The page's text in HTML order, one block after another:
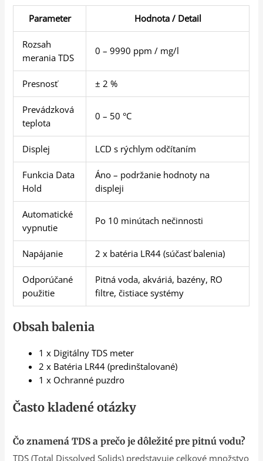
Parameter Hodnota / Detail
Rozsah
merania TDS
0 – 9990 ppm / mg/l
Presnosť ± 2 %
Prevádzková
teplota
0 – 50 °C
Displej LCD s rýchlym odčítaním
Funkcia Data
Hold
Áno – podržanie hodnoty na
displeji
Automatické
vypnutie
Po 10 minútach nečinnosti
Napájanie 2 x batéria LR44 (súčasť balenia)
Odporúčané
použitie
Pitná voda, akváriá, bazény, RO
filtre, čistiace systémy
Obsah balenia
1 x Digitálny TDS meter
2 x Batéria LR44 (predinštalované)
1 x Ochranné puzdro
Často kladené otázky
Čo znamená TDS a prečo je dôležité pre pitnú vodu?
TDS (Total Dissolved Solids) predstavuje celkové množstvo